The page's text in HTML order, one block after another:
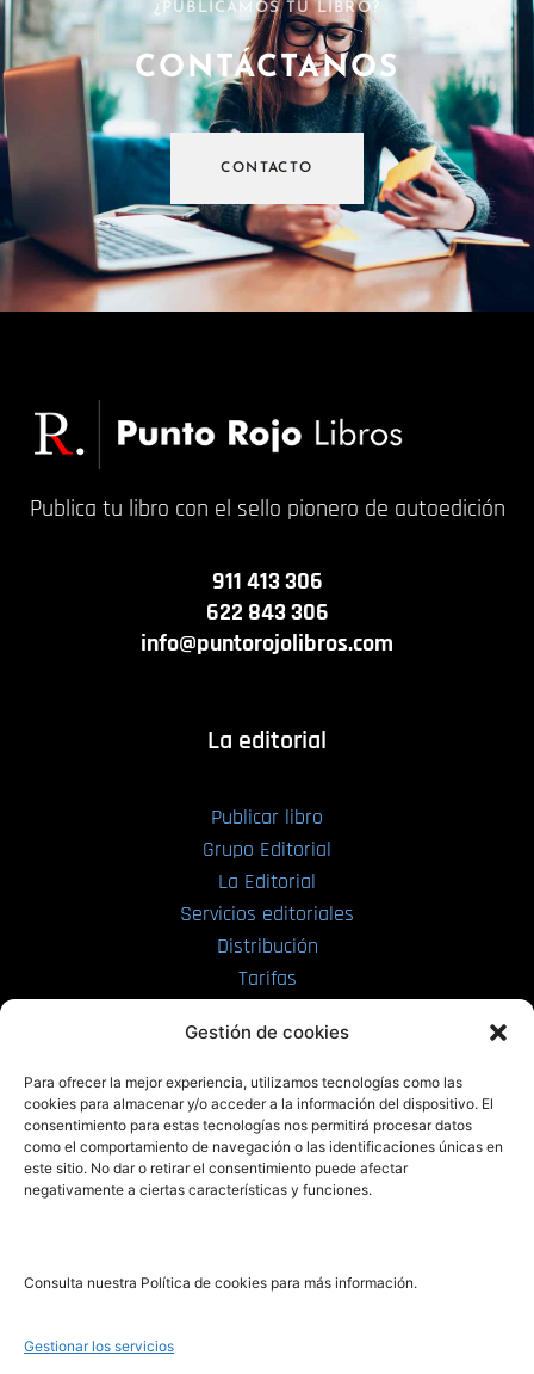
Gestión de cookies
Para ofrecer la mejor experiencia, utilizamos tecnologías como las
cookies para almacenar y/o acceder a la información del dispositivo. El
consentimiento para estas tecnologías nos permitirá procesar datos
como el comportamiento de navegación o las identificaciones únicas en
este sitio. No dar o retirar el consentimiento puede afectar
negativamente a ciertas características y funciones.
Consulta nuestra Política de cookies para más información.
Gestionar los servicios
¿PUBLICAMOS TU LIBRO?
CONTÁCTANOS
CONTACTO
Publica tu libro con el sello pionero de autoedición
911 413 306
622 843 306
info@puntorojolibros.com
La editorial
Publicar libro
Grupo Editorial
La Editorial
Servicios editoriales
Distribución
Tarifas
PRL | Films
PRL | Play
PRL | LAB
Noticias